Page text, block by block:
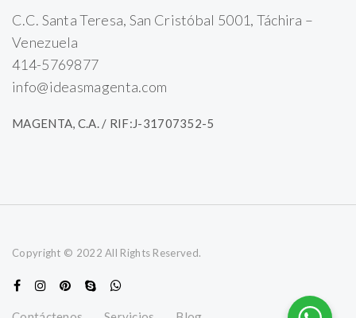
C.C. Santa Teresa, San Cristóbal 5001, Táchira –
Venezuela
414-5769877
info@ideasmagenta.com
MAGENTA, C.A. / RIF:J-31707352-5
Copyright © 2022 All Rights Reserved.